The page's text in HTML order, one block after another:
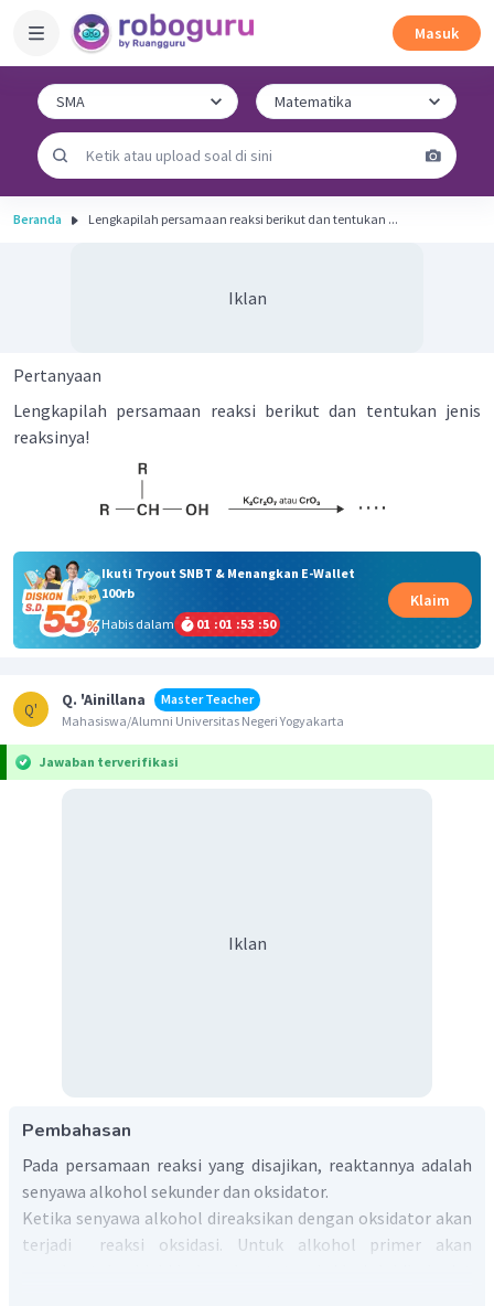
Masuk
Beranda Lengkapilah persamaan reaksi berikut dan tentukan ...
Iklan
Pertanyaan
Lengkapilah persamaan reaksi berikut dan tentukan jenis
reaksinya!
Ikuti Tryout SNBT & Menangkan E-Wallet
100rb
Habis dalam
01 :01 :53 :49
Klaim
Q'
Q. 'Ainillana
Master Teacher
Mahasiswa/Alumni Universitas Negeri Yogyakarta
Jawaban terverifikasi
Iklan
Pembahasan
Pada persamaan reaksi yang disajikan, reaktannya adalah
senyawa alkohol sekunder dan oksidator.
Ketika senyawa alkohol direaksikan dengan oksidator akan
terjadi reaksi oksidasi. Untuk alkohol primer akan